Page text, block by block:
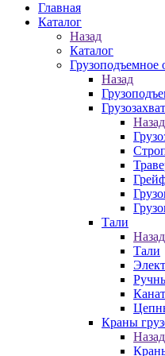
Главная
Каталог
Назад
Каталог
Грузоподъемное
Назад
Назад
Тали
Назад
Тали
Краны
Назад